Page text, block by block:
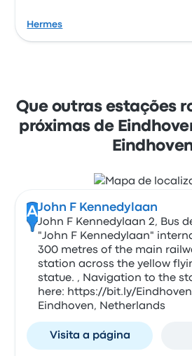
Hermes
Que outras estações
próximas de
AJohn F Kennedylaan
John F Kennedylaan 2, Bus
"John F Kennedylaan"
300 metres of the main
station across the yellow
statue. , Navigation to the
here: https://bit.ly/
Eindhoven, Netherlands
Visita a página